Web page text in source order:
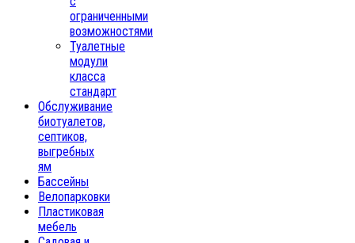
ограниченными
возможностями
Туалетные
модули
класса
стандарт
Обслуживание
биотуалетов,
септиков,
выгребных
ям
Бассейны
Велопарковки
Пластиковая
мебель